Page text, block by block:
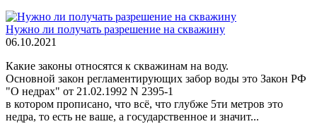
Нужно ли получать разрешение на скважину
06.10.2021
Какие законы относятся к скважинам на воду.
Основной закон регламентирующих забор воды это Закон РФ
"О недрах" от 21.02.1992 N 2395-1
в котором прописано, что всё, что глубже 5ти метров это
недра, то есть не ваше, а государственное и значит...